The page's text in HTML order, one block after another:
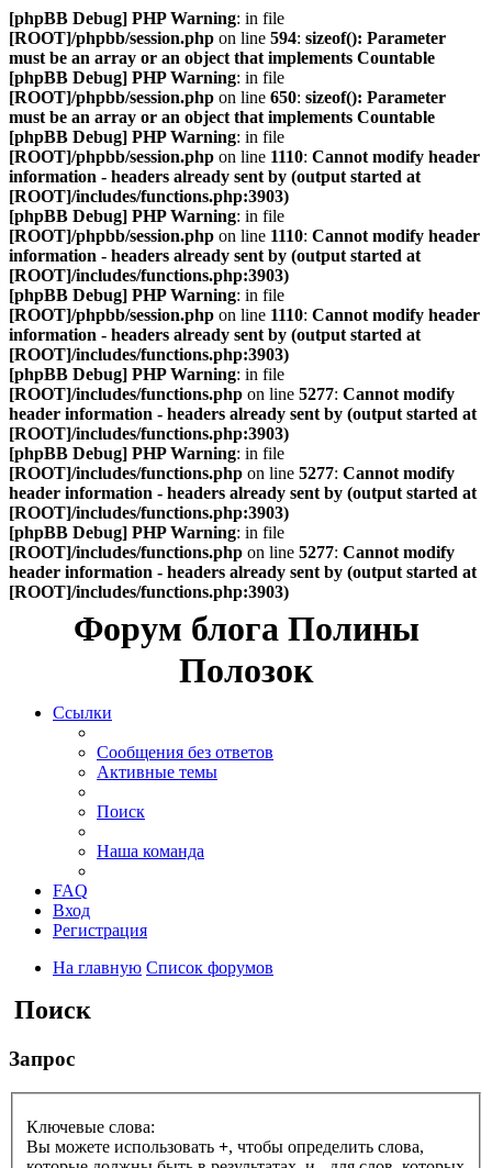
[phpBB Debug] PHP Warning: in file
[ROOT]/phpbb/session.php on line 594: sizeof(): Parameter
must be an array or an object that implements Countable
[phpBB Debug] PHP Warning: in file
[ROOT]/phpbb/session.php on line 650: sizeof(): Parameter
must be an array or an object that implements Countable
[phpBB Debug] PHP Warning: in file
[ROOT]/phpbb/session.php on line 1110: Cannot modify header
information - headers already sent by (output started at
[ROOT]/includes/functions.php:3903)
[phpBB Debug] PHP Warning: in file
[ROOT]/phpbb/session.php on line 1110: Cannot modify header
information - headers already sent by (output started at
[ROOT]/includes/functions.php:3903)
[phpBB Debug] PHP Warning: in file
[ROOT]/phpbb/session.php on line 1110: Cannot modify header
information - headers already sent by (output started at
[ROOT]/includes/functions.php:3903)
[phpBB Debug] PHP Warning: in file
[ROOT]/includes/functions.php on line 5277: Cannot modify
header information - headers already sent by (output started at
[ROOT]/includes/functions.php:3903)
[phpBB Debug] PHP Warning: in file
[ROOT]/includes/functions.php on line 5277: Cannot modify
header information - headers already sent by (output started at
[ROOT]/includes/functions.php:3903)
[phpBB Debug] PHP Warning: in file
[ROOT]/includes/functions.php on line 5277: Cannot modify
header information - headers already sent by (output started at
[ROOT]/includes/functions.php:3903)
Форум блога Полины
Полозок
Ссылки
Сообщения без ответов
Активные темы
Поиск
Наша команда
FAQ
Вход
Регистрация
На главную Список форумов
Поиск
Запрос
Ключевые слова:
Вы можете использовать +, чтобы определить слова,